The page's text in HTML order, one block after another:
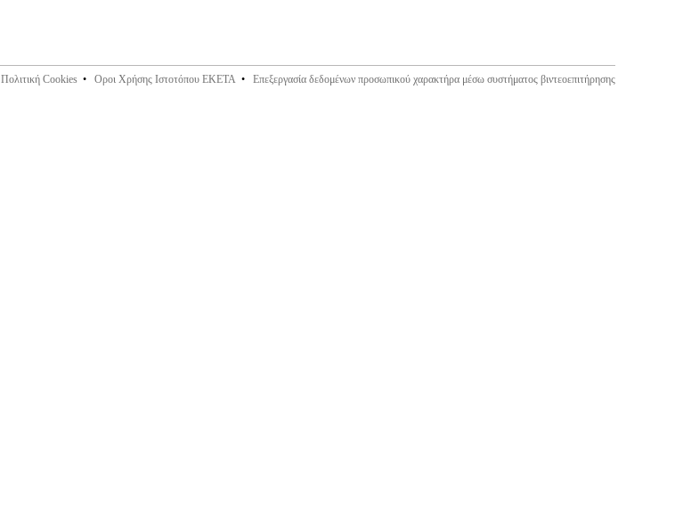
Πολιτική Cookies• Οροι Χρήσης Ιστοτόπου ΕΚΕΤΑ• Επεξεργασία δεδομένων προσωπικού χαρακτήρα μέσω συστήματος βιντεοεπιτήρησης